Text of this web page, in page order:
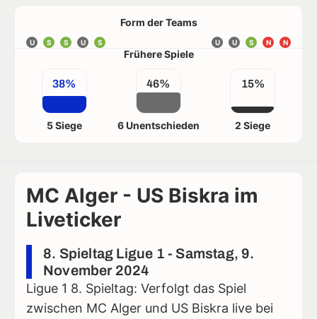
Form der Teams
U S S U S N
N
S
U
U
Frühere Spiele
38%
5 Siege
46%
6 Unentschieden
15%
2 Siege
MC Alger - US Biskra im
Liveticker
8. Spieltag Ligue 1 - Samstag, 9.
November 2024
Ligue 1 8. Spieltag: Verfolgt das Spiel
zwischen MC Alger und US Biskra live bei